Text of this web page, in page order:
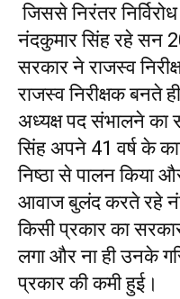
जिससे निरंतर
नंदकुमार सिंह रहे सन
सरकार ने राजस्व
राजस्व निरीक्षक बनते
अध्यक्ष पद संभालने का
सिंह अपने 41 वर्ष के
निष्ठा से पालन किया
आवाज बुलंद करते रहे
किसी प्रकार का सरकार
लगा और ना ही उनके
प्रकार की कमी हुई।